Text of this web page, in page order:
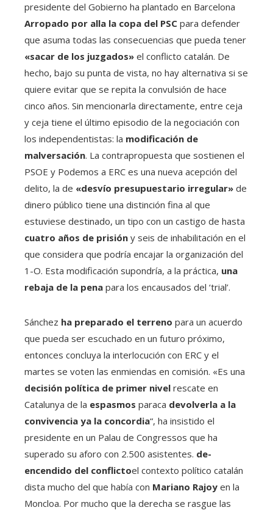
presidente del Gobierno ha plantado en Barcelona
Arropado por alla la copa del PSC para defender
que asuma todas las consecuencias que pueda tener
«sacar de los juzgados» el conflicto catalán. De
hecho, bajo su punta de vista, no hay alternativa si se
quiere evitar que se repita la convulsión de hace
cinco años. Sin mencionarla directamente, entre ceja
y ceja tiene el último episodio de la negociación con
los independentistas: la modificación de
malversación. La contrapropuesta que sostienen el
PSOE y Podemos a ERC es una nueva acepción del
delito, la de «desvío presupuestario irregular» de
dinero público tiene una distinción fina al que
estuviese destinado, un tipo con un castigo de hasta
cuatro años de prisión y seis de inhabilitación en el
que considera que podría encajar la organización del
1-O. Esta modificación supondría, a la práctica, una
rebaja de la pena para los encausados ​​del ‘trial’.
Sánchez ha preparado el terreno para un acuerdo
que pueda ser escuchado en un futuro próximo,
entonces concluya la interlocución con ERC y el
martes se voten las enmiendas en comisión. «Es una
decisión política de primer nivel rescate en
Catalunya de la espasmos paraca devolverla a la
convivencia ya la concordia“, ha insistido el
presidente en un Palau de Congressos que ha
superado su aforo con 2.500 asistentes. de-
encendido del conflictoel contexto político catalán
dista mucho del que había con Mariano Rajoy en la
Moncloa. Por mucho que la derecha se rasgue las